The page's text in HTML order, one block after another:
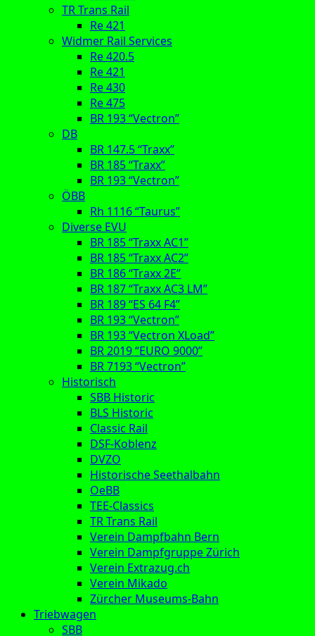
TR Trans Rail
Re 421
Widmer Rail Services
Re 420.5
Re 421
Re 430
Re 475
BR 193 “Vectron”
DB
BR 147.5 “Traxx”
BR 185 “Traxx”
BR 193 “Vectron”
ÖBB
Rh 1116 “Taurus”
Diverse EVU
BR 185 “Traxx AC1”
BR 185 “Traxx AC2”
BR 186 “Traxx 2E”
BR 187 “Traxx AC3 LM”
BR 189 “ES 64 F4”
BR 193 “Vectron”
BR 193 “Vectron XLoad”
BR 2019 “EURO 9000”
BR 7193 “Vectron”
Historisch
SBB Historic
BLS Historic
Classic Rail
DSF-Koblenz
DVZO
Historische Seethalbahn
OeBB
TEE-Classics
TR Trans Rail
Verein Dampfbahn Bern
Verein Dampfgruppe Zürich
Verein Extrazug.ch
Verein Mikado
Zürcher Museums-Bahn
Triebwagen
SBB